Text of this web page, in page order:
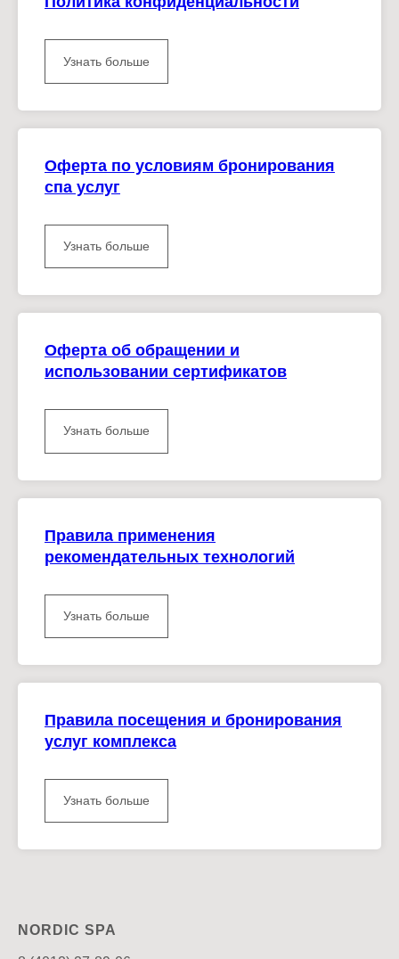
Узнать больше
Оферта по условиям бронирования
спа услуг
Узнать больше
Оферта об обращении и
использовании сертификатов
Узнать больше
Правила применения
рекомендательных технологий
Узнать больше
Правила посещения и бронирования
услуг комплекса
Узнать больше
NORDIC SPA